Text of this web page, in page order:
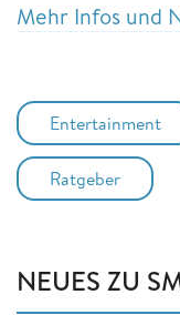
Mehr Infos und
Entertainment
Ratgeber
NEUES ZU